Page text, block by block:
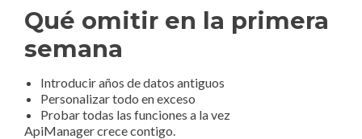
Qué omitir en la primera
semana
Introducir años de datos antiguos
Personalizar todo en exceso
Probar todas las funciones a la vez
ApiManager crece contigo.